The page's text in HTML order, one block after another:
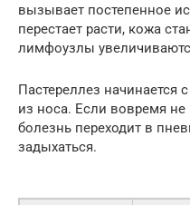
вызывает постепенное
перестает расти, кожа
лимфоузлы
Пастереллез начинается
из носа. Если вовремя не
болезнь переходит в
задыхаться.